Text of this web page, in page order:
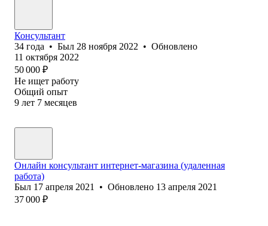
Консультант
34 года • Был 28 ноября 2022 • Обновлено
11 октября 2022
50 000 ₽
Не ищет работу
Общий опыт
9 лет 7 месяцев
Онлайн консультант интернет-магазина (удаленная
работа)
Был 17 апреля 2021 • Обновлено 13 апреля 2021
37 000 ₽